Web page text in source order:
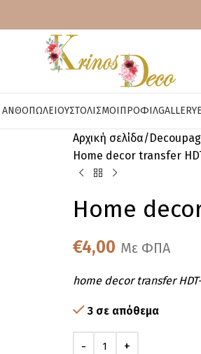
ΑΝΘΟΠΩΛΕΊΟΥΣΤΟΛΙΣΜΟΊΠΡΟΦΊΛGALLERY
Αρχική σελίδα
Home decor transfer
Home
€4,00 Με ΦΠΑ
home decor transfer
3 σε απόθεμα